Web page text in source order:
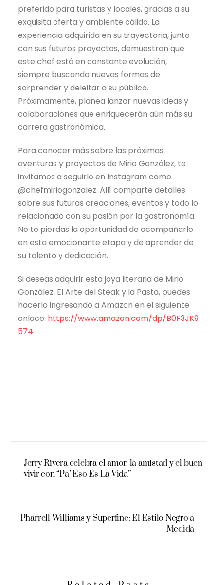
preferido para turistas y locales, gracias a su
exquisita oferta y ambiente cálido. La
experiencia adquirida en su trayectoria, junto
con sus futuros proyectos, demuestran que
este chef está en constante evolución,
siempre buscando nuevas formas de
sorprender y deleitar a su público.
Próximamente, planea lanzar nuevas ideas y
colaboraciones que enriquecerán aún más su
carrera gastronómica.
Para conocer más sobre las próximas
aventuras y proyectos de Mirio González, te
invitamos a seguirlo en Instagram como
@chefmiriogonzalez. Allí comparte detalles
sobre sus futuras creaciones, eventos y todo lo
relacionado con su pasión por la gastronomía.
No te pierdas la oportunidad de acompañarlo
en esta emocionante etapa y de aprender de
su talento y dedicación.
Si deseas adquirir esta joya literaria de Mirio
González, El Arte del Steak y la Pasta, puedes
hacerlo ingresando a Amazon en el siguiente
enlace: https://www.amazon.com/dp/B0F3JK9
574
Jerry Rivera celebra el amor, la amistad y el buen
vivir con “Pa’ Eso Es La Vida”
Pharrell Williams y Superfine: El Estilo Negro a
Medida